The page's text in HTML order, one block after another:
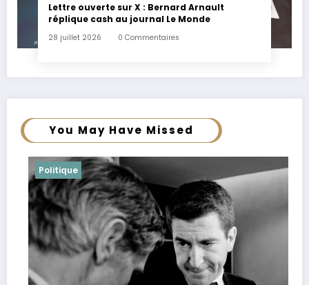
Lettre ouverte sur X : Bernard Arnault
réplique cash au journal Le Monde
28 juillet 2026 0 Commentaires
You May Have Missed
Politique